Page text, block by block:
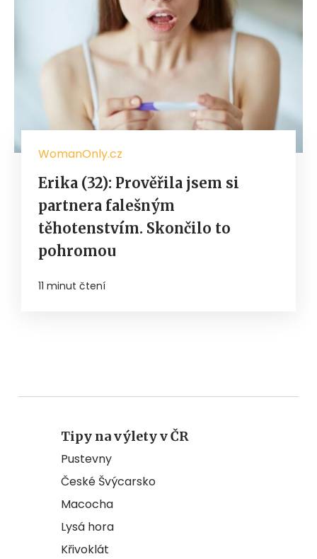
WomanOnly.cz
Erika (32): Prověřila jsem si
partnera falešným
těhotenstvím. Skončilo to
pohromou
11 minut čtení
Tipy na výlety v ČR
Pustevny
České Švýcarsko
Macocha
Lysá hora
Křivoklát